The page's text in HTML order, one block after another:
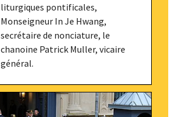
liturgiques pontificales,
Monseigneur In Je Hwang,
secrétaire de nonciature, le
chanoine Patrick Muller, vicaire
général.